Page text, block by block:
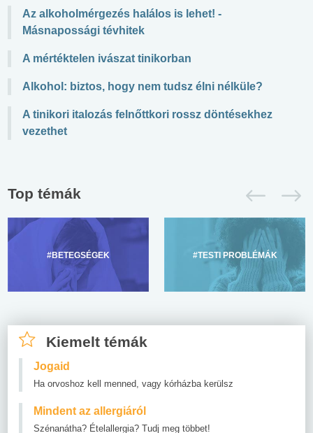
Az alkoholmérgezés halálos is lehet! -
Másnapossági tévhitek
A mértéktelen ivászat tinikorban
Alkohol: biztos, hogy nem tudsz élni nélküle?
A tinikori italozás felnőttkori rossz döntésekhez
vezethet
Top témák
#BETEGSÉGEK #TESTI PROBLÉMÁK
Kiemelt témák
Jogaid
Ha orvoshoz kell menned, vagy kórházba kerülsz
Mindent az allergiáról
Szénanátha? Ételallergia? Tudj meg többet!